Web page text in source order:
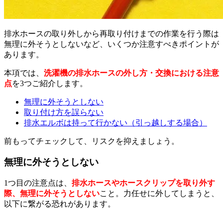
排水ホースの取り外しから再取り付けまでの作業を行う際は
無理に外そうとしないなど、いくつか注意すべきポイントが
あります。
本項では、 洗濯機の排水ホースの外し方・交換における注意
点を3つご紹介します。
無理に外そうとしない
取り付け方を誤らない
排水エルボは持って行かない（引っ越しする場合）
前もってチェックして、リスクを抑えましょう。
無理に外そうとしない
1つ目の注意点は、 排水ホースやホースクリップを取り外す
際、無理に外そうとしないこと。力任せに外してしまうと、
以下に繋がる恐れがあります。